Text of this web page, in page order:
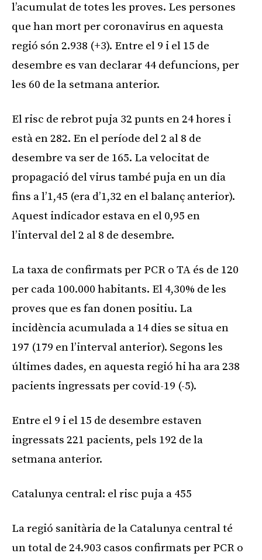
l’acumulat de totes les proves. Les persones
que han mort per coronavirus en aquesta
regió són 2.938 (+3). Entre el 9 i el 15 de
desembre es van declarar 44 defuncions, per
les 60 de la setmana anterior.
El risc de rebrot puja 32 punts en 24 hores i
està en 282. En el període del 2 al 8 de
desembre va ser de 165. La velocitat de
propagació del virus també puja en un dia
fins a l’1,45 (era d’1,32 en el balanç anterior).
Aquest indicador estava en el 0,95 en
l’interval del 2 al 8 de desembre.
La taxa de confirmats per PCR o TA és de 120
per cada 100.000 habitants. El 4,30% de les
proves que es fan donen positiu. La
incidència acumulada a 14 dies se situa en
197 (179 en l’interval anterior). Segons les
últimes dades, en aquesta regió hi ha ara 238
pacients ingressats per covid-19 (-5).
Entre el 9 i el 15 de desembre estaven
ingressats 221 pacients, pels 192 de la
setmana anterior.
Catalunya central: el risc puja a 455
La regió sanitària de la Catalunya central té
un total de 24.903 casos confirmats per PCR o